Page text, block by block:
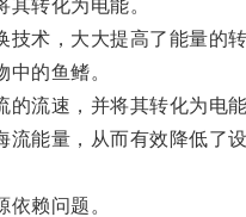
转化为电能。
术，大大提高了能量的转
的鱼鳍。
流速，并将其转化为电能
能量，从而有效降低了设
赖问题。